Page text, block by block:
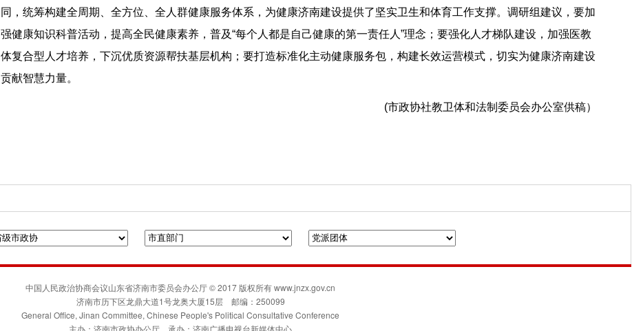
同，统筹构建全周期、全方位、全人群健康服务体系，为健康济南建设提供了坚实卫生和体育工作支撑。调研组建议，要加
强健康知识科普活动，提高全民健康素养，普及“每个人都是自己健康的第一责任人”理念；要强化人才梯队建设，加强医教
体复合型人才培养，下沉优质资源帮扶基层机构；要打造标准化主动健康服务包，构建长效运营模式，切实为健康济南建设
贡献智慧力量。
(市政协社教卫体和法制委员会办公室供稿）
中国人民政治协商会议山东省济南市委员会办公厅 © 2017 版权所有 www.jnzx.gov.cn
济南市历下区龙鼎大道1号龙奥大厦15层 邮编：250099
General Office, Jinan Committee, Chinese People's Political Consultative Conference
主办：济南市政协办公厅 承办：济南广播电视台新媒体中心